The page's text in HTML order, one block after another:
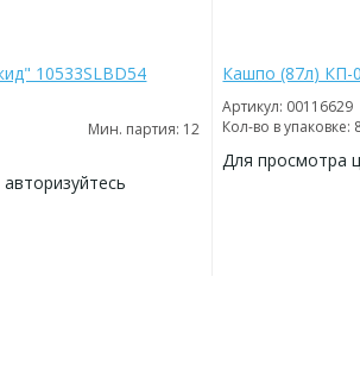
10533SLBD54
Мин. партия: 12
Кашпо (87л) КП-
Артикул: 00116629
Кол-во в упаковке:
Для просмотра